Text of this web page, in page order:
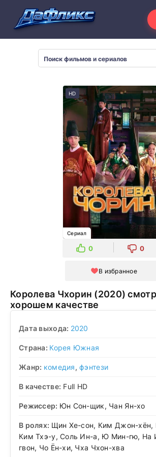
HD
Сериал
0 0
В избранное
Королева Чхорин (2020) смотреть в
хорошем качестве
Дата выхода: 2020
Страна: Корея Южная
Жанр: комедия,фэнтези
В качестве: Full HD
Режиссер: Юн Сон-щик, Чан Ян-хо
В ролях: Щин Хе-сон, Ким Джон-хён,
Ким Тхэ-у, Соль Ин-а, Ю Мин-гю, На
гвон, Чо Ён-хи, Чха Чхон-хва